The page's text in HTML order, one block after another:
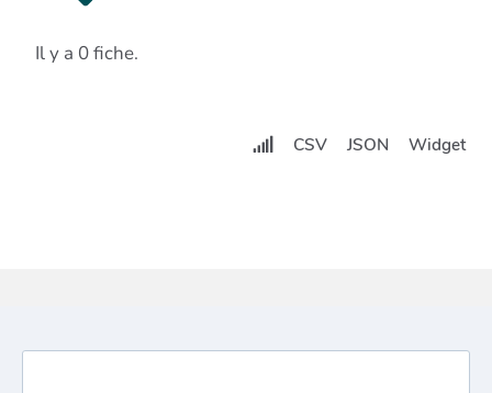
Il y a 0 fiche.
CSV JSON Widget